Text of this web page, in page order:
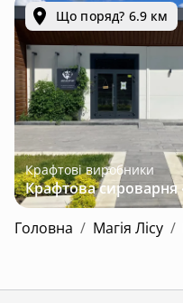
Що поряд? 6.9 км
Крафтові виробники
Головна / Магія Лісу /